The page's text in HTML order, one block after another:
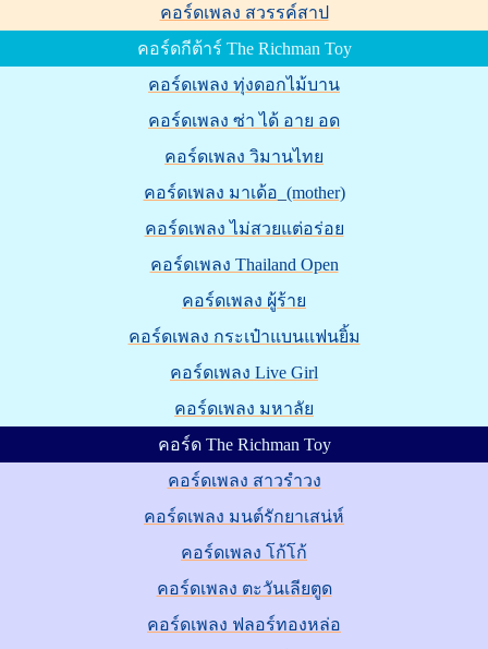
คอร์ดเพลง สวรรค์สาป
คอร์ดกีต้าร์ The Richman Toy
คอร์ดเพลง ทุ่งดอกไม้บาน
คอร์ดเพลง ซ่า ได้ อาย อด
คอร์ดเพลง วิมานไทย
คอร์ดเพลง มาเด้อ_(mother)
คอร์ดเพลง ไม่สวยแต่อร่อย
คอร์ดเพลง Thailand Open
คอร์ดเพลง ผู้ร้าย
คอร์ดเพลง กระเป๋าแบนแฟนยิ้ม
คอร์ดเพลง Live Girl
คอร์ดเพลง มหาลัย
คอร์ด The Richman Toy
คอร์ดเพลง สาวรำวง
คอร์ดเพลง มนต์รักยาเสน่ห์
คอร์ดเพลง โก้โก้
คอร์ดเพลง ตะวันเลียตูด
คอร์ดเพลง ฟลอร์ทองหล่อ